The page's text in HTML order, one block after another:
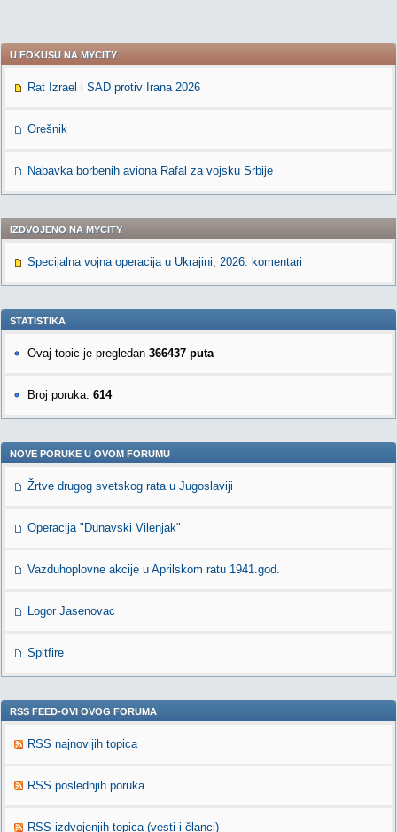
U FOKUSU NA MYCITY
Rat Izrael i SAD protiv Irana 2026
Orešnik
Nabavka borbenih aviona Rafal za vojsku Srbije
IZDVOJENO NA MYCITY
Specijalna vojna operacija u Ukrajini, 2026. komentari
STATISTIKA
Ovaj topic je pregledan 366437 puta
Broj poruka: 614
NOVE PORUKE U OVOM FORUMU
Žrtve drugog svetskog rata u Jugoslaviji
Operacija "Dunavski Vilenjak"
Vazduhoplovne akcije u Aprilskom ratu 1941.god.
Logor Jasenovac
Spitfire
RSS FEED-OVI OVOG FORUMA
RSS najnovijih topica
RSS poslednjih poruka
RSS izdvojenjih topica (vesti i članci)